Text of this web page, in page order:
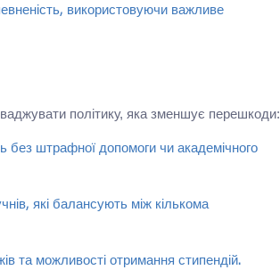
використовуючи важливе
політику, яка зменшує перешкоди:
без штрафної допомоги чи академічного
які балансують між кількома
та можливості отримання стипендій.